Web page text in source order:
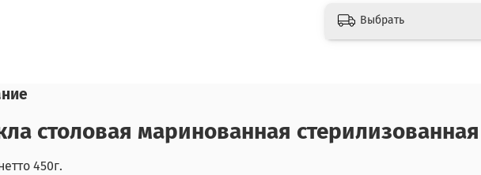
Выбрать
столовая маринованная стерилизованная
450г.